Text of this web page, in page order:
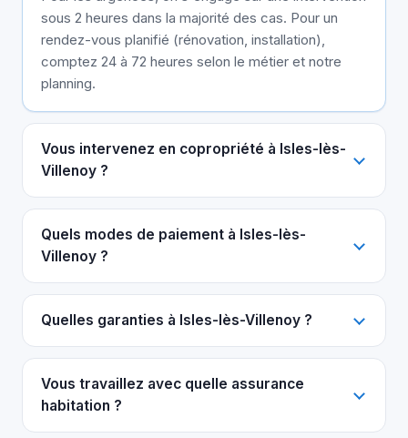
sous 2 heures dans la majorité des cas. Pour un
rendez-vous planifié (rénovation, installation),
comptez 24 à 72 heures selon le métier et notre
planning.
Vous intervenez en copropriété à Isles-lès-
Villenoy ?
Quels modes de paiement à Isles-lès-
Villenoy ?
Quelles garanties à Isles-lès-Villenoy ?
Vous travaillez avec quelle assurance
habitation ?